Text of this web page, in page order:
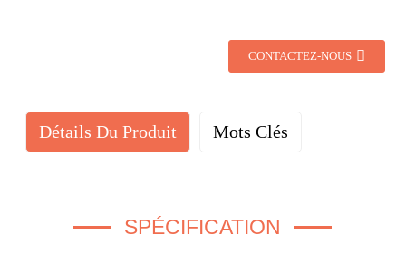
CONTACTEZ-NOUS
Détails Du Produit Mots Clés
SPÉCIFICATION